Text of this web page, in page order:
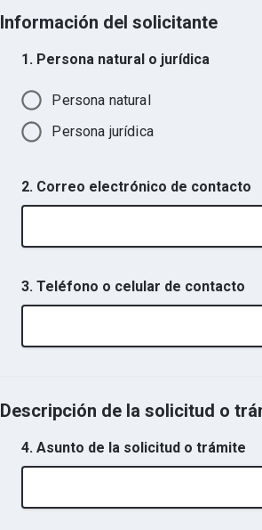
Información del solicitante
1. Persona natural o jurídica
Persona natural
Persona jurídica
2. Correo electrónico de contacto
3. Teléfono o celular de contacto
Descripción de la solicitud o
4. Asunto de la solicitud o trámite